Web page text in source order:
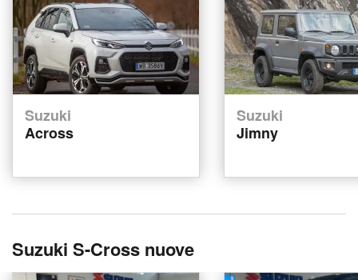
Suzuki
Across
Suzuki
Jimny
Suzuki S-Cross nuove